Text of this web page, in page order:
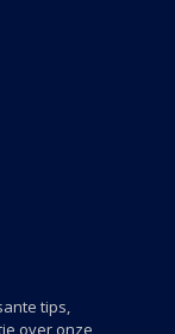
tips,
over onze